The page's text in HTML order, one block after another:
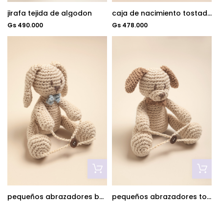
jirafa tejida de algodon
Gs 490.000
caja de nacimiento tostado
Gs 478.000
pequeños abrazadores beige c/azul pequeños abrazadores tostado